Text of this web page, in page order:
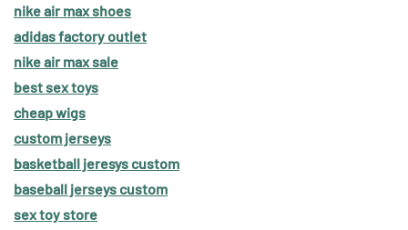
nike air max shoes
adidas factory outlet
nike air max sale
best sex toys
cheap wigs
custom jerseys
basketball jeresys custom
baseball jerseys custom
sex toy store